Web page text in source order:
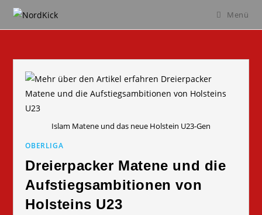
Zum
Menü
Islam Matene und das neue Holstein U23-Gen
OBERLIGA
Dreierpacker Matene und die
Aufstiegsambitionen von
Holsteins U23